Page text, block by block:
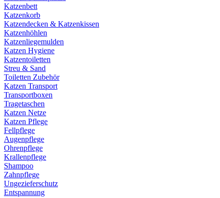
Katzenbett
Katzenkorb
Katzendecken & Katzenkissen
Katzenhöhlen
Katzenliegemulden
Katzen Hygiene
Katzentoiletten
Streu & Sand
Toiletten Zubehör
Katzen Transport
Transportboxen
Tragetaschen
Katzen Netze
Katzen Pflege
Fellpflege
Augenpflege
Ohrenpflege
Krallenpflege
Shampoo
Zahnpflege
Ungezieferschutz
Entspannung